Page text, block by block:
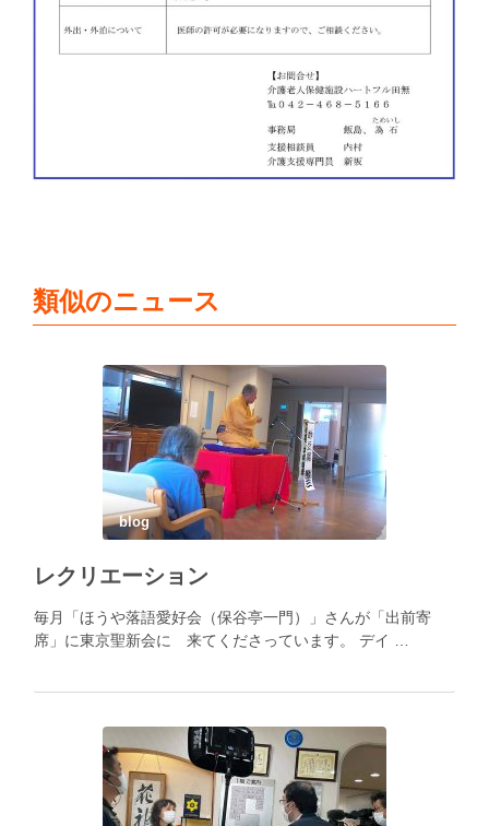
類似のニュース
blog
レクリエーション
毎月「ほうや落語愛好会（保谷亭一門）」さんが「出前寄
席」に東京聖新会に 来てくださっています。 デイ …